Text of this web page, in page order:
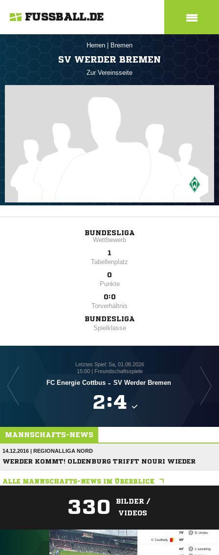
FUSSBALL.DE
Herren Bremen
SV WERDER BREMEN
Zur Vereinsseite
BUNDESLIGA
Wettbewerb
1
Tabellenplatz
0
Punkte
0:0
Torverhältnis
BUNDESLIGA
Spielklasse
Letztes Spiel: Sa, 01.08.2026
15:00 | Freundschaftsspiele
FC Energie Cottbus - SV Werder Bremen
:
MANNSCHAFTS-NEWS
14.12.2016 | REGIONALLIGA NORD
WERDER KOMMT! OLDENBURG TRIFFT NOURI WIEDER
ALLE MANNSCHAFTS-NEWS IM ÜBERBLICK
330
BILDER /
VIDEOS